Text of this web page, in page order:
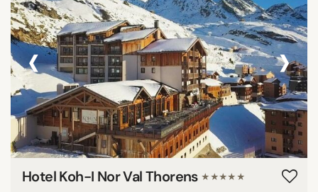
‹ ›
Hotel Koh-I Nor Val Thorens ★★★★★